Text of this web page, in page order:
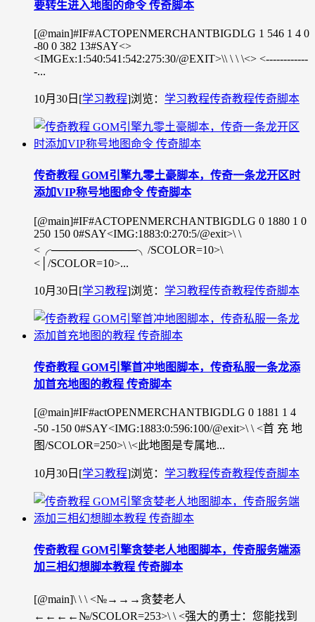
要转生进入地图的命令 传奇脚本
[@main]#IF#ACTOPENMERCHANTBIGDLG 1 546 1 4 0
-80 0 382 13#SAY<>
<IMGEx:1:540:541:542:275:30/@EXIT>\\ \ \ \<> <------------
-...
10月30日 [学习教程]浏览： 学习教程传奇教程传奇脚本
传奇教程 GOM引擎九零土豪脚本，传奇一条龙开区时
添加VIP称号地图命令 传奇脚本
[@main]#IF#ACTOPENMERCHANTBIGDLG 0 1880 1 0
250 150 0#SAY<IMG:1883:0:270:5/@exit>\ \
<╭───────────╮/SCOLOR=10>\
<│/SCOLOR=10>...
10月30日 [学习教程]浏览： 学习教程传奇教程传奇脚本
传奇教程 GOM引擎首冲地图脚本，传奇私服一条龙添
加首充地图的教程 传奇脚本
[@main]#IF#actOPENMERCHANTBIGDLG 0 1881 1 4
-50 -150 0#SAY<IMG:1883:0:596:100/@exit>\ \ <首 充 地
图/SCOLOR=250>\ \<此地图是专属地...
10月30日 [学习教程]浏览： 学习教程传奇教程传奇脚本
传奇教程 GOM引擎贪婪老人地图脚本，传奇服务端添
加三相幻想脚本教程 传奇脚本
[@main]\ \ \ <№→→→贪婪老人
←←←←№/SCOLOR=253>\ \ <强大的勇士：您能找到